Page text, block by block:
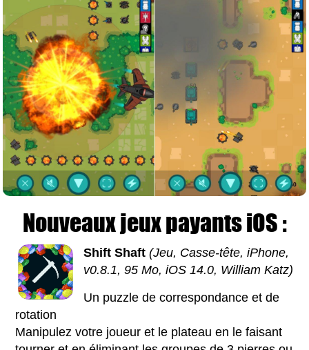
Nouveaux jeux payants iOS :
Shift Shaft (Jeu, Casse-tête, iPhone,
v0.8.1, 95 Mo, iOS 14.0, William Katz)
Un puzzle de correspondance et de
rotation
Manipulez votre joueur et le plateau en le faisant